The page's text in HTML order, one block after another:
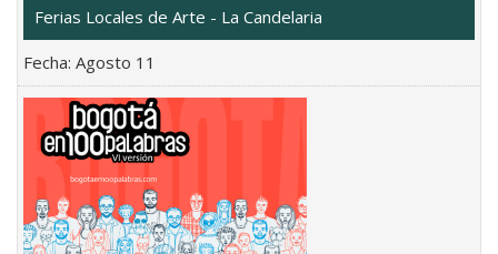
Ferias Locales de Arte - La Candelaria
Fecha: Agosto 11